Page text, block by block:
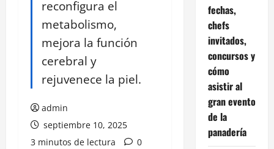
reconfigura el
metabolismo,
mejora la función
cerebral y
rejuvenece la piel.
admin
septiembre 10, 2025
3 minutos de lectura
0
fechas,
chefs
invitados,
concursos y
cómo
asistir al
gran evento
de la
panadería